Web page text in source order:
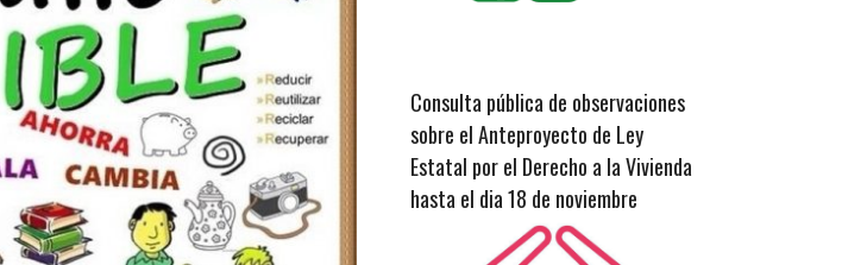
Consulta pública de observaciones
sobre el Anteproyecto de Ley
Estatal por el Derecho a la Vivienda
hasta el dia 18 de noviembre